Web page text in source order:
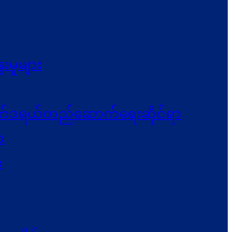
များ
ဒရယ်တည်ဆောက်ရေးဆိုင်ရာ